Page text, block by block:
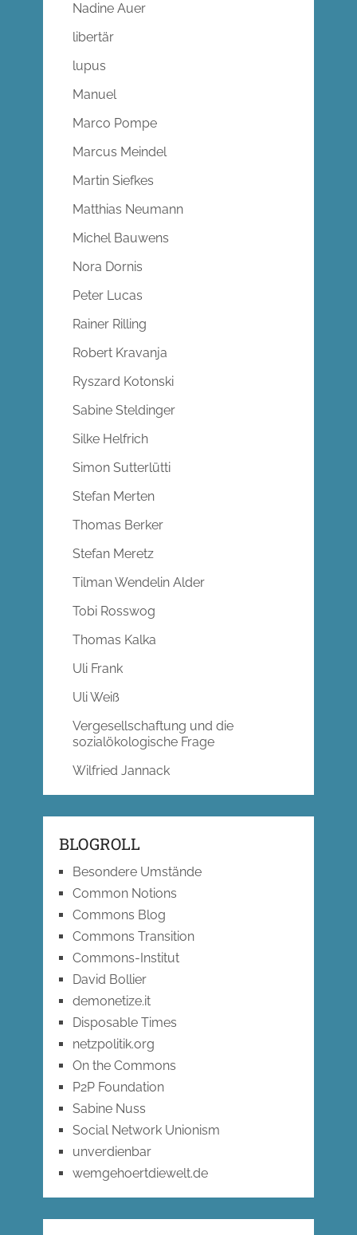
Nadine Auer
libertär
lupus
Manuel
Marco Pompe
Marcus Meindel
Martin Siefkes
Matthias Neumann
Michel Bauwens
Nora Dornis
Peter Lucas
Rainer Rilling
Robert Kravanja
Ryszard Kotonski
Sabine Steldinger
Silke Helfrich
Simon Sutterlütti
Stefan Merten
Thomas Berker
Stefan Meretz
Tilman Wendelin Alder
Tobi Rosswog
Thomas Kalka
Uli Frank
Uli Weiß
Vergesellschaftung und die
sozialökologische Frage
Wilfried Jannack
BLOGROLL
Besondere Umstände
Common Notions
Commons Blog
Commons Transition
Commons-Institut
David Bollier
demonetize.it
Disposable Times
netzpolitik.org
On the Commons
P2P Foundation
Sabine Nuss
Social Network Unionism
unverdienbar
wemgehoertdiewelt.de